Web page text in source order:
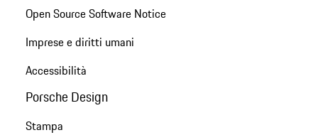
Open Source Software Notice
Imprese e diritti umani
Accessibilità
Porsche Design
Stampa